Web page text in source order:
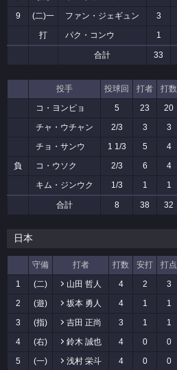
9
(二)一 ファン・ジェギュン 3
打
パク・コンウ 1
合計 33
投手 投球回 打者 打数
コ・ヨンピョ
5 23 20
チャ・ウチャン
2/3 3 3
チョ・サンウ
1 1/3 5 4
負
コ・ウソク 2/3 6 4
キム・ジンウク
1/3 1 1
合計 8 38 32
日本
守備 打者 打数 安打 打点
1
(二) 山田 哲人 4 2 3
2
(遊) 坂本 勇人 4 1 1
3
(指) 吉田 正尚 3 1 1
4
(右) 鈴木 誠也 4 0 0
5
(一) 浅村 栄斗 4 0 0